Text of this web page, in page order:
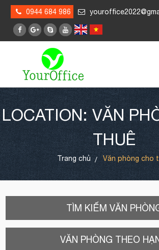
0944 684 986
LOCATION: VĂN
THUÊ
Trang chủ Văn phòng cho
TÌM KIẾM VĂN
VĂN PHÒNG THEO